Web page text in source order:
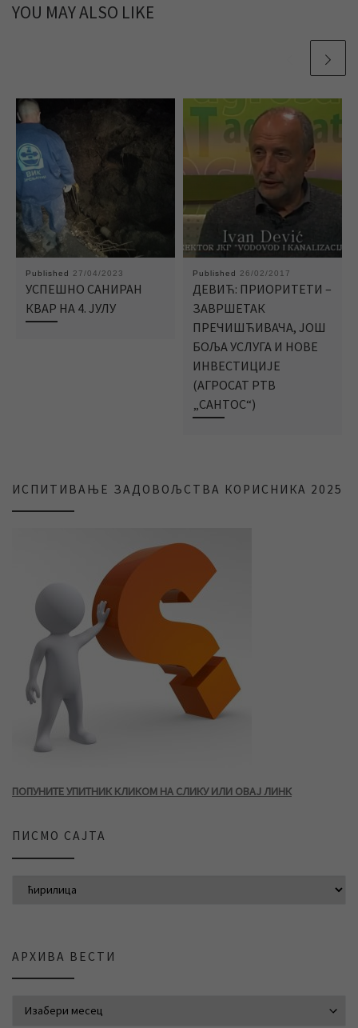
YOU MAY ALSO LIKE
Published 27/04/2023
УСПЕШНО САНИРАН
КВАР НА 4. ЈУЛУ
Published 26/02/2017
ДЕВИЋ: ПРИОРИТЕТИ –
ЗАВРШЕТАК
ПРЕЧИШЋИВАЧА, ЈОШ
БОЉА УСЛУГА И НОВЕ
ИНВЕСТИЦИЈЕ
(АГРОСАТ РТВ
„САНТОС“)
ИСПИТИВАЊЕ ЗАДОВОЉСТВА КОРИСНИКА 2025
ПОПУНИТЕ УПИТНИК КЛИКОМ НА СЛИКУ ИЛИ ОВАЈ ЛИНК
ПИСМО САЈТА
АРХИВА ВЕСТИ